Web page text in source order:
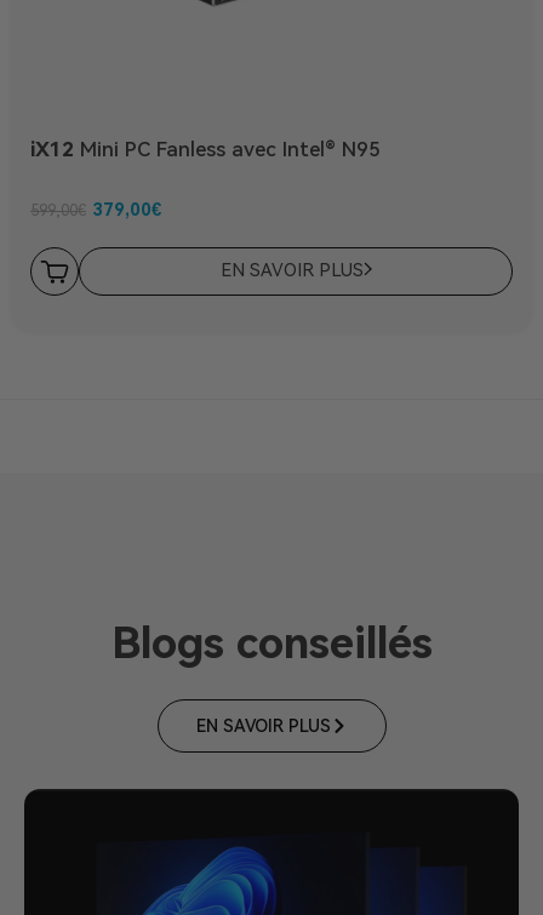
iX12 Mini PC Fanless avec Intel® N95
599,00€ 379,00€
EN SAVOIR PLUS
Blogs conseillés
EN SAVOIR PLUS